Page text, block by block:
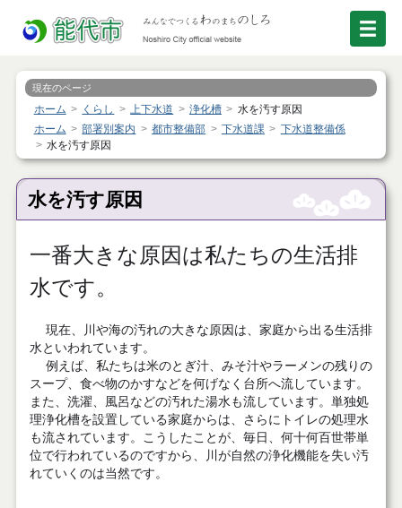
現在のページ
ホーム くらし 上下水道 浄化槽
水を汚す原因
ホーム
部署別案内 都市整備部 下水道課
下水道整備係
水を汚す原因
水を汚す原因
一番大きな原因は私たちの生活排
水です。
現在、川や海の汚れの大きな原因は、家庭から出る生活排
水といわれています。
例えば、私たちは米のとぎ汁、みそ汁やラーメンの残りの
スープ、食べ物のかすなどを何げなく台所へ流しています。
また、洗濯、風呂などの汚れた湯水も流しています。単独処
理浄化槽を設置している家庭からは、さらにトイレの処理水
も流されています。こうしたことが、毎日、何十何百世帯単
位で行われているのですから、川が自然の浄化機能を失い汚
れていくのは当然です。